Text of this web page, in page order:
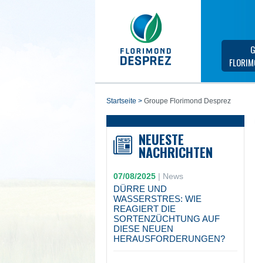
startseite > Groupe Florimond Desprez
NEUESTE
NACHRICHTEN
07/08/2025| News
DÜRRE UND
WASSERSTRES: WIE
REAGIERT DIE
SORTENZÜCHTUNG AUF
DIESE NEUEN
HERAUSFORDERUNGEN?